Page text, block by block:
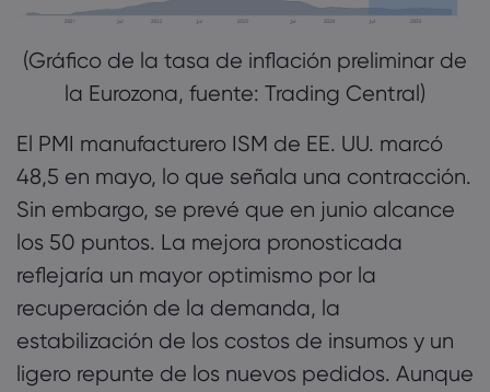
(Gráfico de la tasa de inflación preliminar de
la Eurozona, fuente: Trading Central)
El PMI manufacturero ISM de EE. UU. marcó
48,5 en mayo, lo que señala una contracción.
Sin embargo, se prevé que en junio alcance
los 50 puntos. La mejora pronosticada
reflejaría un mayor optimismo por la
recuperación de la demanda, la
estabilización de los costos de insumos y un
ligero repunte de los nuevos pedidos. Aunque